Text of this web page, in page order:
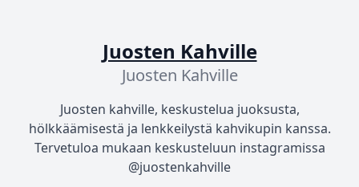
Juosten Kahville
Juosten Kahville
Juosten kahville, keskustelua juoksusta,
hölkkäämisestä ja lenkkeilystä kahvikupin kanssa.
Tervetuloa mukaan keskusteluun instagramissa
@juostenkahville